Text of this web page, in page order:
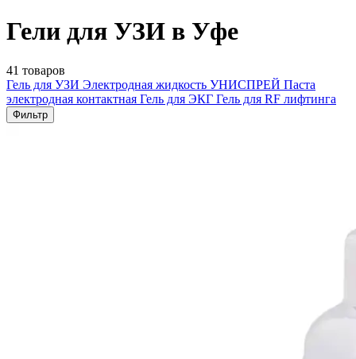
Гели для УЗИ в Уфе
41 товаров
Гель для УЗИ Электродная жидкость УНИСПРЕЙ Паста
электродная контактная Гель для ЭКГ Гель для RF лифтинга
Фильтр